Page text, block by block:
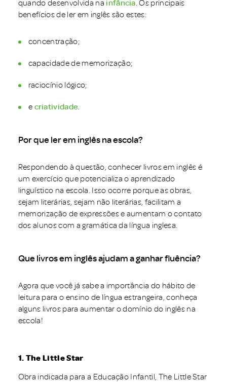
quando desenvolvida na infância . Os principais
benefícios de ler em inglês são estes:
concentração;
capacidade de memorização;
raciocínio lógico;
e criatividade
Por que ler em inglês na escola?
Respondendo à questão, conhecer livros em inglês é
um exercício que potencializa o aprendizado
linguístico na escola. Isso ocorre porque as obras,
sejam literárias, sejam não literárias, facilitam a
memorização de expressões e aumentam o contato
dos alunos com a gramática da língua inglesa.
Que livros em inglês ajudam a ganhar fluência?
Agora que você já sabe a importância do hábito de
leitura para o ensino de língua estrangeira, conheça
alguns livros para aumentar o domínio do inglês na
escola!
1. The Little Star
Obra indicada para a Educação Infantil, The Little Star